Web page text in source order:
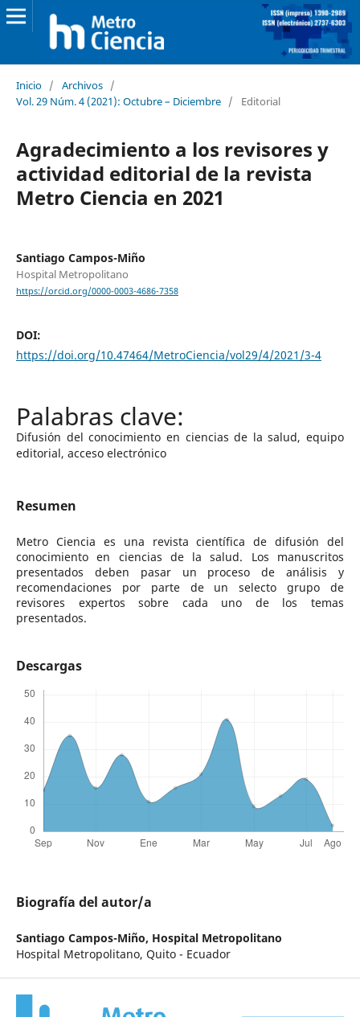
Inicio / Archivos /
Vol. 29 Núm. 4 (2021): Octubre – Diciembre / Editorial
Agradecimiento a los revisores y
actividad editorial de la revista
Metro Ciencia en 2021
Santiago Campos-Miño
Hospital Metropolitano
https://orcid.org/0000-0003-4686-7358
DOI:
https://doi.org/10.47464/MetroCiencia/vol29/4/2021/3-4
Difusión del conocimiento en ciencias de la salud, equipo
editorial, acceso electrónico
Resumen
Metro Ciencia es una revista científica de difusión del
conocimiento en ciencias de la salud. Los manuscritos
presentados deben pasar un proceso de análisis y
recomendaciones por parte de un selecto grupo de
revisores expertos sobre cada uno de los temas
presentados.
Descargas
Biografía del autor/a
Santiago Campos-Miño, Hospital Metropolitano
Hospital Metropolitano, Quito - Ecuador